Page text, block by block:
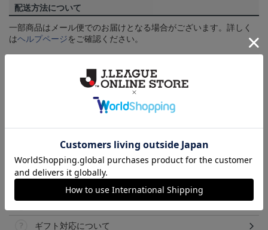
配送方法について
一部商品はメール便でのお届けとなる場合がございます。詳しく
はヘルプページをご確認ください。
【カラーについて】
商品画像は、お使いのパソコンのモニターおよびスマートフォン
のメーカー・機種・画面設定等により、実際の商品の色と異なっ
て見える場合がございます。あらかじめご了承ください。
取り扱い商品によっては、パッケージやデザインなどの仕様が予
告なく変更になることがございます。
ギフト対応について